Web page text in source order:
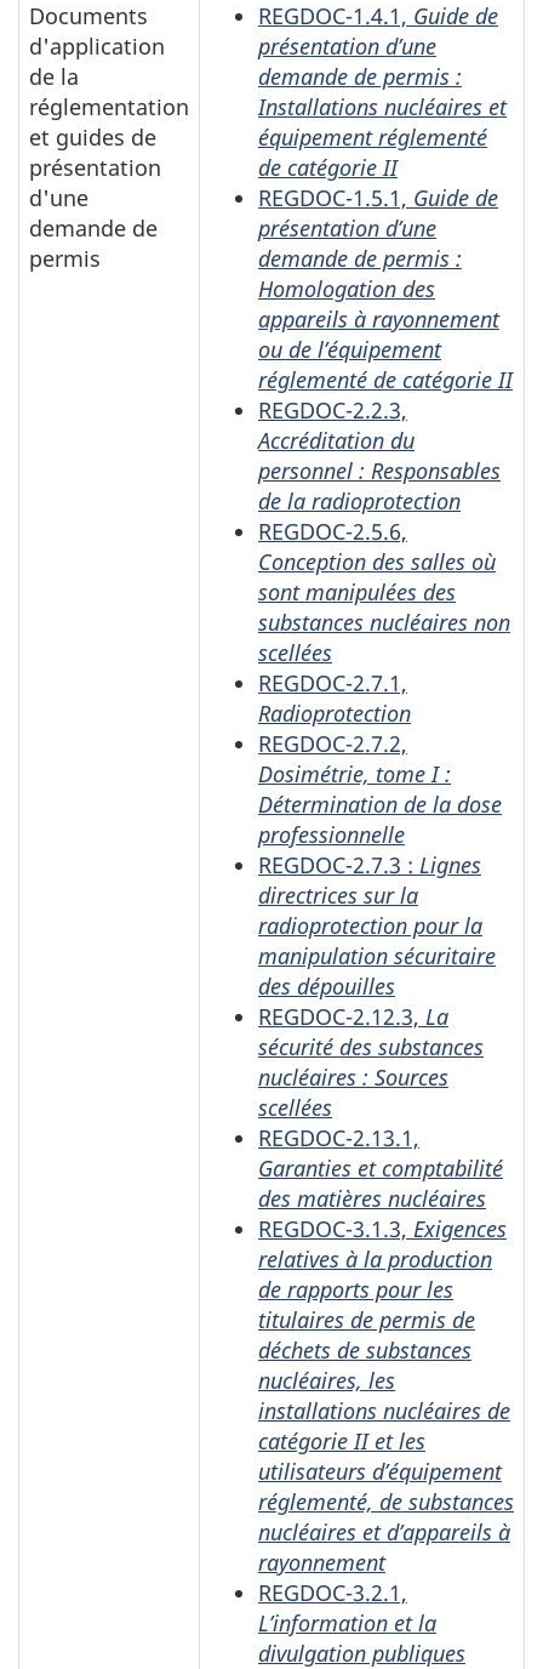
Documents
d'application
de la
réglementation
et guides de
présentation
d'une
demande de
permis
REGDOC-1.4.1, Guide de
présentation d’une
demande de permis :
Installations nucléaires et
équipement réglementé
de catégorie II
REGDOC-1.5.1, Guide de
présentation d’une
demande de permis :
Homologation des
appareils à rayonnement
ou de l’équipement
réglementé de catégorie II
REGDOC-2.2.3,
Accréditation du
personnel : Responsables
de la radioprotection
REGDOC-2.5.6,
Conception des salles où
sont manipulées des
substances nucléaires non
scellées
REGDOC-2.7.1,
Radioprotection
REGDOC-2.7.2,
Dosimétrie, tome I :
Détermination de la dose
professionnelle
REGDOC-2.7.3 : Lignes
directrices sur la
radioprotection pour la
manipulation sécuritaire
des dépouilles
REGDOC-2.12.3, La
sécurité des substances
nucléaires : Sources
scellées
REGDOC-2.13.1,
Garanties et comptabilité
des matières nucléaires
REGDOC-3.1.3, Exigences
relatives à la production
de rapports pour les
titulaires de permis de
déchets de substances
nucléaires, les
installations nucléaires de
catégorie II et les
utilisateurs d’équipement
réglementé, de substances
nucléaires et d’appareils à
rayonnement
REGDOC-3.2.1,
L’information et la
divulgation publiques